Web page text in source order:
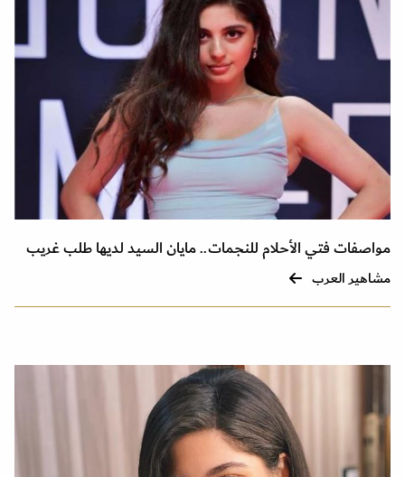
مواصفات فتي الأحلام للنجمات.. مايان السيد لديها طلب غريب
مشاهير العرب